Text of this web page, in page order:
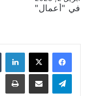
في "أعمال"
لينكدإن